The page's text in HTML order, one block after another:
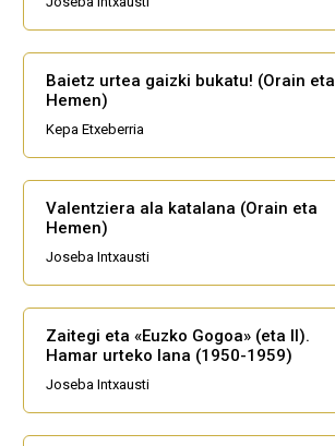
Baietz urtea gaizki bukatu! (Orain eta
Hemen)
Kepa Etxeberria
Valentziera ala katalana (Orain eta
Hemen)
Joseba Intxausti
Zaitegi eta «Euzko Gogoa» (eta II).
Hamar urteko lana (1950-1959)
Joseba Intxausti